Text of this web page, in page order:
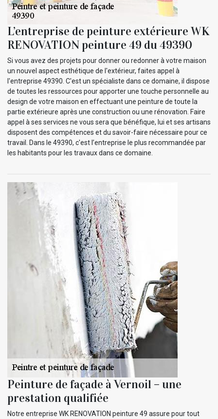
L’entreprise de peinture extérieure WK
RENOVATION peinture 49 du 49390
Si vous avez des projets pour donner ou redonner à votre maison
un nouvel aspect esthétique de l'extérieur, faites appel à
l'entreprise 49390. C'est un spécialiste dans ce domaine, il dispose
de toutes les ressources pour apporter une touche personnelle au
design de votre maison en effectuant une peinture de toute la
partie extérieure après une construction ou une rénovation. Faire
appel à ses services ne vous sera que bénéfique, lui et ses artisans
disposent des compétences et du savoir-faire nécessaire pour ce
travail. Dans le 49390, c'est l’entreprise le plus recommandée par
les habitants pour les travaux dans ce domaine.
Peinture de façade à Vernoil – une
prestation qualifiée
Notre entreprise WK RENOVATION peinture 49 assure pour tout